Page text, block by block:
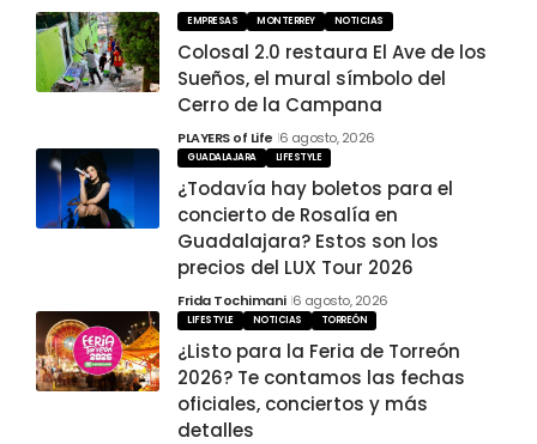
EMPRESAS MONTERREY NOTICIAS
Colosal 2.0 restaura El Ave de los
Sueños, el mural símbolo del
Cerro de la Campana
PLAYERS of Life 6 agosto, 2026
GUADALAJARA LIFESTYLE
¿Todavía hay boletos para el
concierto de Rosalía en
Guadalajara? Estos son los
precios del LUX Tour 2026
Frida Tochimani 6 agosto, 2026
LIFESTYLE NOTICIAS TORREÓN
¿Listo para la Feria de Torreón
2026? Te contamos las fechas
oficiales, conciertos y más
detalles